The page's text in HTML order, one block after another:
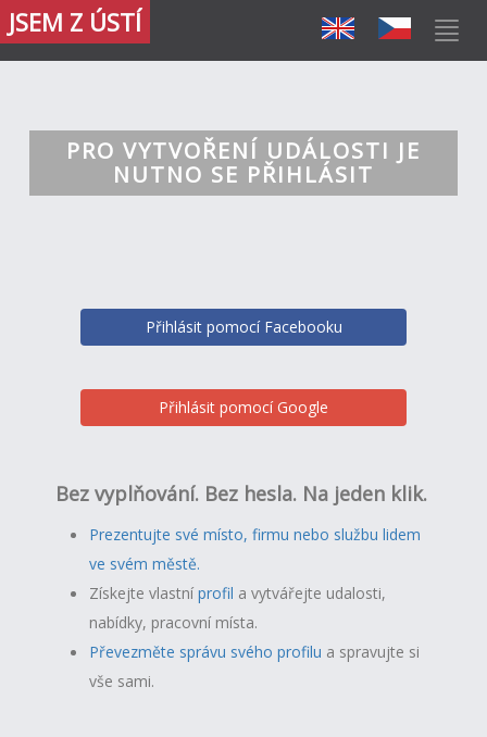
JSEM Z ÚSTÍ
PRO VYTVOŘENÍ UDÁLOSTI JE
NUTNO SE PŘIHLÁSIT
Přihlásit pomocí Facebooku
Přihlásit pomocí Google
Bez vyplňování. Bez hesla. Na jeden klik.
Prezentujte své místo, firmu nebo službu lidem
ve svém městě.
Získejte vlastníprofil a vytvářejte udalosti,
nabídky, pracovní místa.
Převezměte správu svého profilu a spravujte si
vše sami.